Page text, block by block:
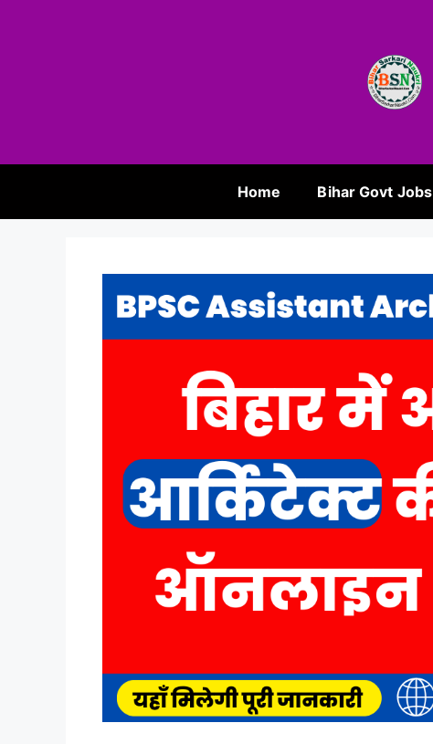
Home Bihar Govt Jobs